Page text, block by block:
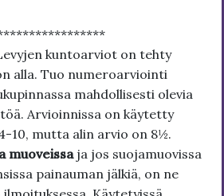
kuntoarviot on tehty
alla. Tuo numeroarviointi
mahdollisesti olevia
Arvioinnissa on käytetty
10, mutta alin arvio on 8½.
muoveissa ja jos suojamuovissa
painauman jälkiä, on ne